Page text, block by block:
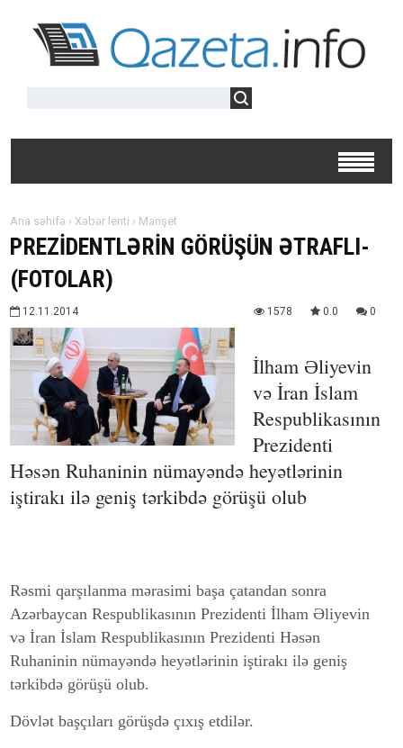
Ana səhifə › Xəbər lenti › Manşet
PREZİDENTLƏRİN GÖRÜŞÜN ƏTRAFLI-
(FOTOLAR)
12.11.2014 1578 0.0 0
İlham Əliyevin
və İran İslam
Respublikasının
Prezidenti
Həsən Ruhaninin nümayəndə heyətlərinin
iştirakı ilə geniş tərkibdə görüşü olub
Rəsmi qarşılanma mərasimi başa çatandan sonra
Azərbaycan Respublikasının Prezidenti İlham Əliyevin
və İran İslam Respublikasının Prezidenti Həsən
Ruhaninin nümayəndə heyətlərinin iştirakı ilə geniş
tərkibdə görüşü olub.
Dövlət başçıları görüşdə çıxış etdilər.